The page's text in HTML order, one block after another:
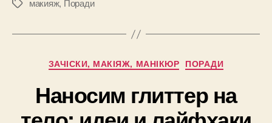
советы
полезные
Позначки
макияж, Поради
Категорії
ЗАЧІСКИ, МАКІЯЖ, МАНІКЮР ПОРАДИ
Наносим глиттер на